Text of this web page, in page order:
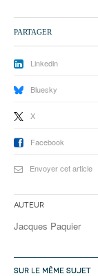
PARTAGER
Linkedin
Bluesky
X
Facebook
Envoyer cet article
Auteur
Jacques Paquier
SUR LE MÊME SUJET